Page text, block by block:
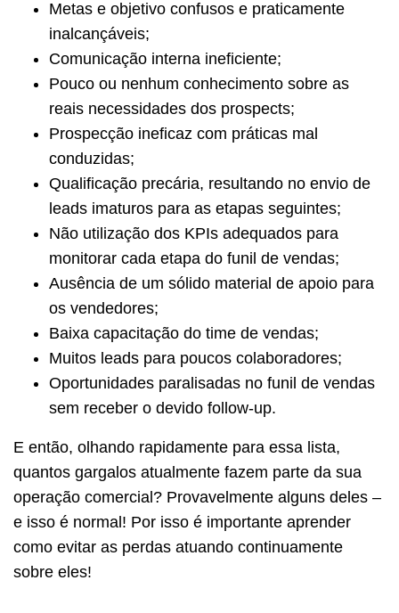
Metas e objetivo confusos e praticamente
inalcançáveis;
Comunicação interna ineficiente;
Pouco ou nenhum conhecimento sobre as
reais necessidades dos prospects;
Prospecção ineficaz com práticas mal
conduzidas;
Qualificação precária, resultando no envio de
leads imaturos para as etapas seguintes;
Não utilização dos KPIs adequados para
monitorar cada etapa do funil de vendas;
Ausência de um sólido material de apoio para
os vendedores;
Baixa capacitação do time de vendas;
Muitos leads para poucos colaboradores;
Oportunidades paralisadas no funil de vendas
sem receber o devido follow-up.
E então, olhando rapidamente para essa lista,
quantos gargalos atualmente fazem parte da sua
operação comercial? Provavelmente alguns deles –
e isso é normal! Por isso é importante aprender
como evitar as perdas atuando continuamente
sobre eles!